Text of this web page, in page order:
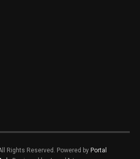
Rights Reserved. Powered by Portal